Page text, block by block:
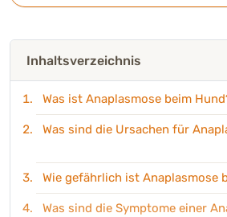
Inhaltsverzeichnis
Was ist Anaplasmose beim
Was sind die Ursachen für
Wie gefährlich ist Anaplasmose
Was sind die Symptome einer